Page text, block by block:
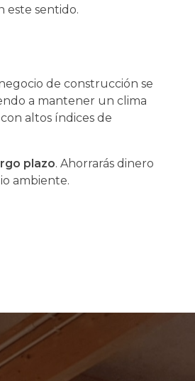
este sentido.
de construcción se
a mantener un clima
altos índices de
plazo. Ahorrarás dinero
ambiente.